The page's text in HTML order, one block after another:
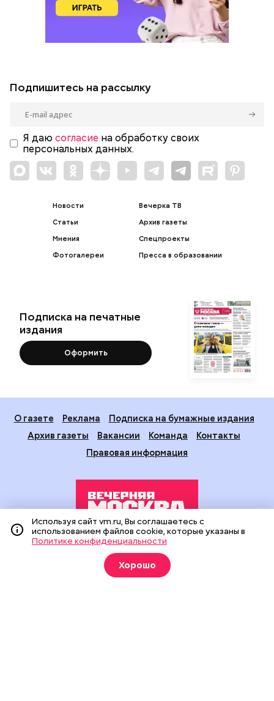
Подпишитесь на рассылку
Я даю согласие на обработку своих
персональных данных.
Новости
Статьи
Мнения
Фотогалереи
Вечерка ТВ
Архив газеты
Спецпроекты
Пресса в образовании
Подписка на печатные
издания
Оформить
О газете Реклама
Подписка на бумажные издания
Архив газеты
Вакансии Команда
Контакты
Правовая информация
Издание создано при финансовой поддержке Департамента
средств массовой информации и рекламы города Москвы.
На сайте применяются рекомендательные технологии
(информационные технологии предоставления информации
Используя сайт vm.ru, Вы соглашаетесь с
использованием файлов cookie, которые указаны в
Политике конфиденциальности
Хорошо